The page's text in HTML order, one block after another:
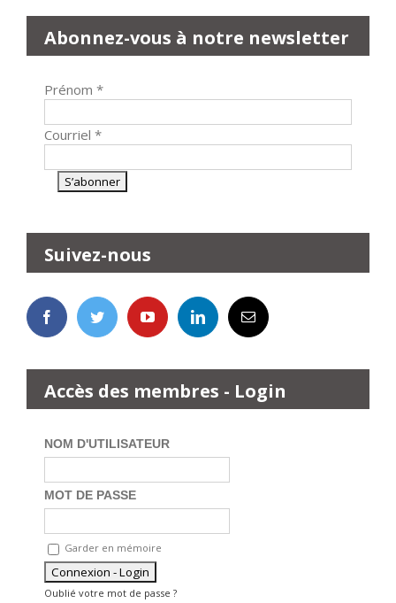
Abonnez-vous à notre newsletter
Prénom *
Courriel *
Suivez-nous
Accès des membres - Login
NOM D'UTILISATEUR
MOT DE PASSE
Garder en mémoire
Oublié votre mot de passe ?